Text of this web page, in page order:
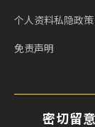
个人资料私隐政策
免责声明
密切留意